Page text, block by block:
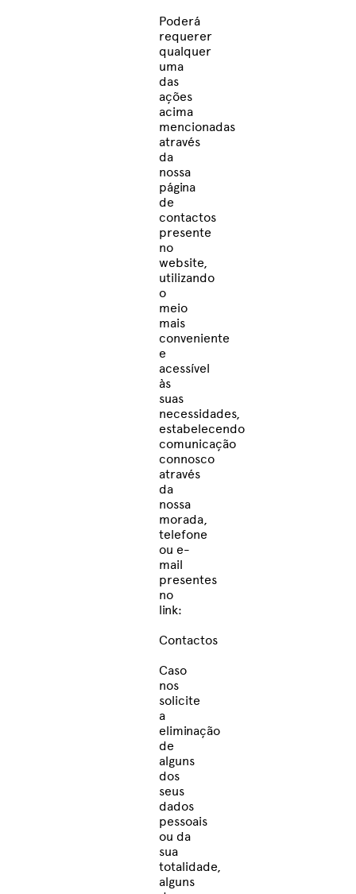
Poderá
requerer
qualquer
uma
das
ações
acima
mencionadas
através
da
nossa
página
de
contactos
presente
no
website,
utilizando
o
meio
mais
conveniente
e
acessível
às
suas
necessidades,
estabelecendo
comunicação
connosco
através
da
nossa
morada,
telefone
ou e-
mail
presentes
no
link:
Contactos
Caso
nos
solicite
a
eliminação
de
alguns
dos
seus
dados
pessoais
ou da
sua
totalidade,
alguns